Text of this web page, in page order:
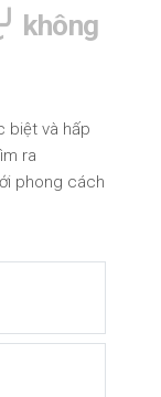
không
biệt và hấp
ra
phong cách